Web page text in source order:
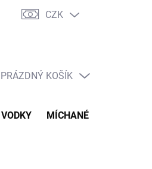
Doprava Jak balíme zásilky
CZK
NÁKUPNÍ
PRÁZDNÝ KOŠÍK
VODKY MÍCHANÉ DRINKY